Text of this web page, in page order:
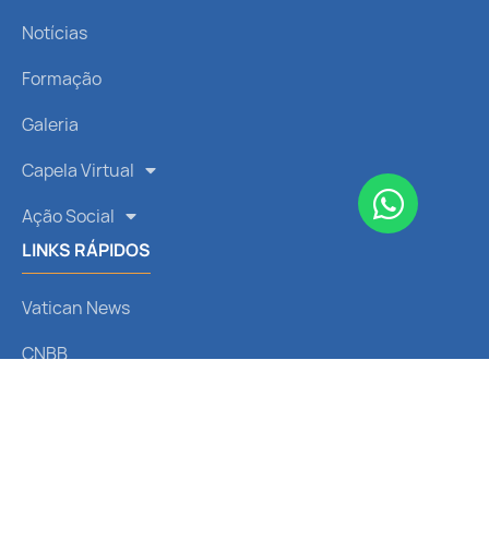
Notícias
Formação
Galeria
Capela Virtual
Ação Social
LINKS RÁPIDOS
Vatican News
CNBB